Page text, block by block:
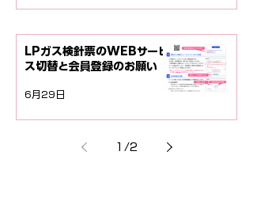
LPガス検針票のWEBサービ
ス切替と会員登録のお願い
6月29日
1 /2